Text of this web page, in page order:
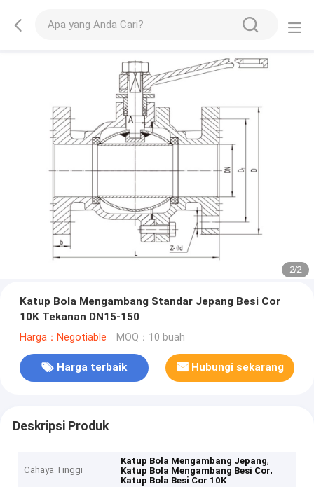
2/2
Katup Bola Mengambang Standar Jepang Besi Cor
10K Tekanan DN15-150
Harga：Negotiable MOQ：10 buah
Harga terbaik Hubungi sekarang
Deskripsi Produk
Cahaya Tinggi
Katup Bola Mengambang Jepang,
Katup Bola Mengambang Besi Cor,
Katup Bola Besi Cor 10K